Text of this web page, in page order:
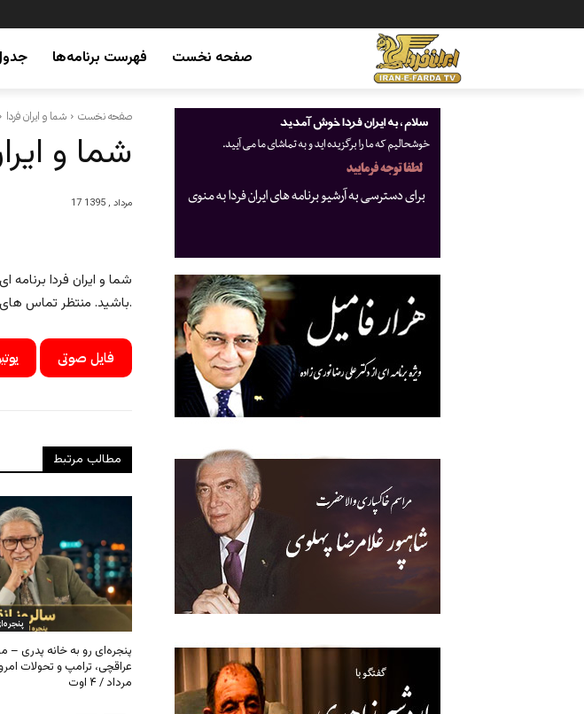
صفحه نخست فهرست برنامه‌ها
صفحه نخست شما و ایران فردا
شما و ایران
17 مرداد , 1395
شما و ایران فردا
باشید. منتظر تماس های شما هستیم.
فایل صوتی
مطالب مرتبط
پنجره‌ای رو به خانه پدری –
مرداد / ۴ اوت